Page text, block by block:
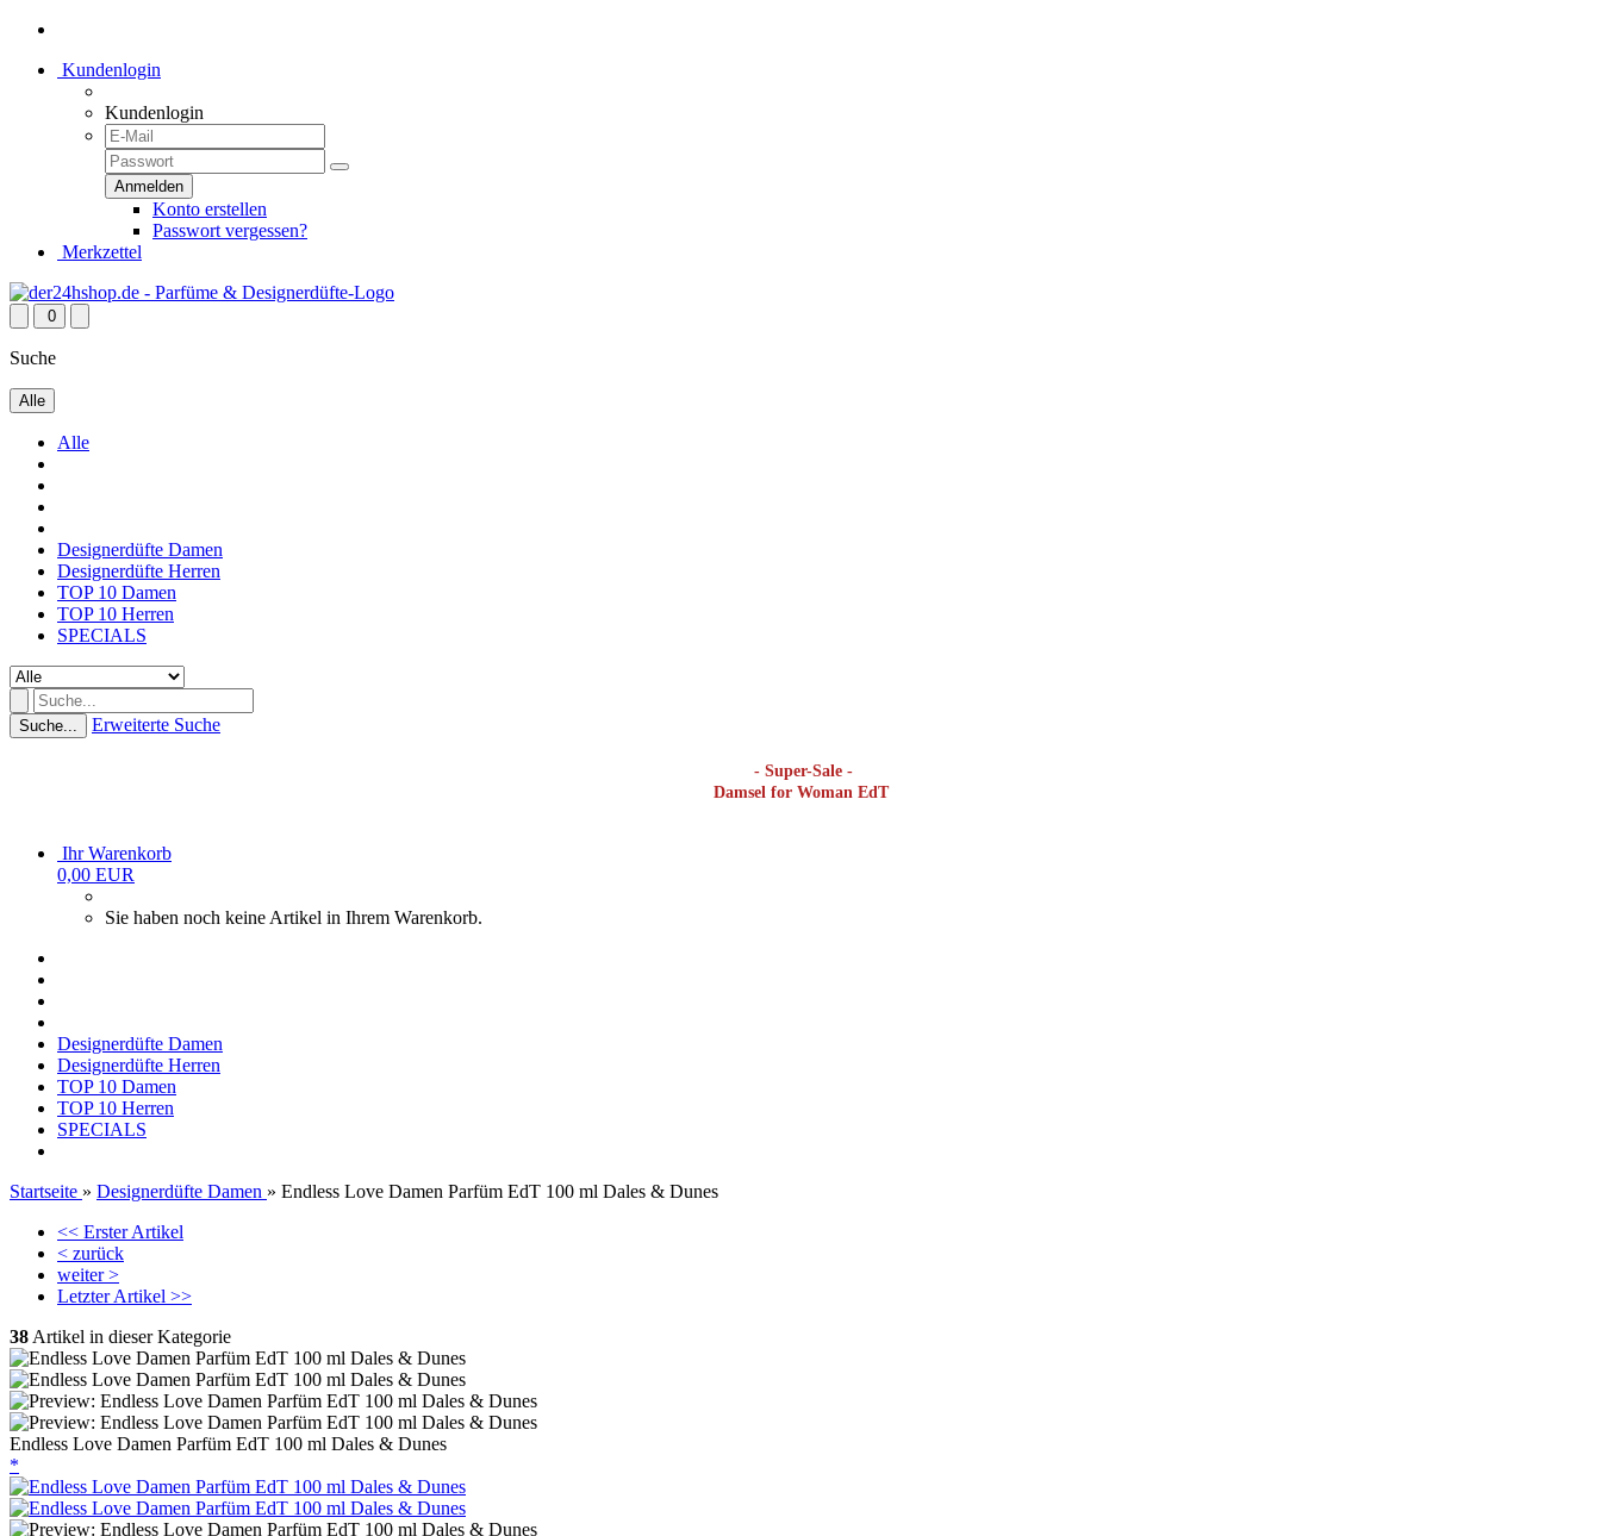
Kundenlogin
Kundenlogin
Konto erstellen
Passwort vergessen?
Merkzettel
0
Suche
Alle
Alle
Designerdüfte Damen
Designerdüfte Herren
TOP 10 Damen
TOP 10 Herren
SPECIALS
Suche... Erweiterte Suche
- Super-Sale -
Damsel for Woman EdT
Ihr Warenkorb
0,00 EUR
Sie haben noch keine Artikel in Ihrem Warenkorb.
Designerdüfte Damen
Designerdüfte Herren
TOP 10 Damen
TOP 10 Herren
SPECIALS
Startseite » Designerdüfte Damen » Endless Love Damen Parfüm EdT 100 ml Dales & Dunes
<< Erster Artikel
< zurück
weiter >
Letzter Artikel >>
38 Artikel in dieser Kategorie
Endless Love Damen Parfüm EdT 100 ml Dales & Dunes
*